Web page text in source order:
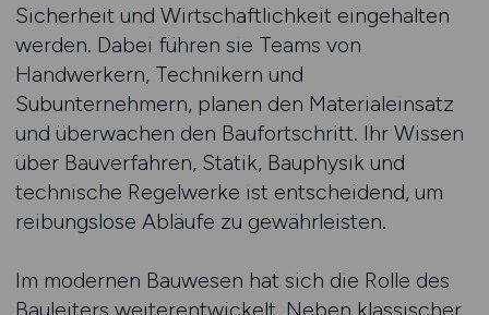
Sicherheit und Wirtschaftlichkeit eingehalten
werden. Dabei führen sie Teams von
Handwerkern, Technikern und
Subunternehmern, planen den Materialeinsatz
und überwachen den Baufortschritt. Ihr Wissen
über Bauverfahren, Statik, Bauphysik und
technische Regelwerke ist entscheidend, um
reibungslose Abläufe zu gewährleisten.
Im modernen Bauwesen hat sich die Rolle des
Bauleiters weiterentwickelt. Neben klassischer